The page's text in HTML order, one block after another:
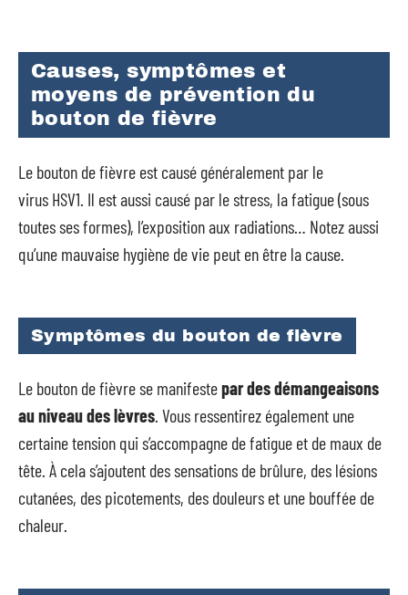
Causes, symptômes et
moyens de prévention du
bouton de fièvre
Le bouton de fièvre est causé généralement par le
virus HSV1. Il est aussi causé par le stress, la fatigue (sous
toutes ses formes), l’exposition aux radiations… Notez aussi
qu’une mauvaise hygiène de vie peut en être la cause.
Symptômes du bouton de fièvre
Le bouton de fièvre se manifestepar des démangeaisons
au niveau des lèvres. Vous ressentirez également une
certaine tension qui s’accompagne de fatigue et de maux de
tête. À cela s’ajoutent des sensations de brûlure, des lésions
cutanées, des picotements, des douleurs et une bouffée de
chaleur.